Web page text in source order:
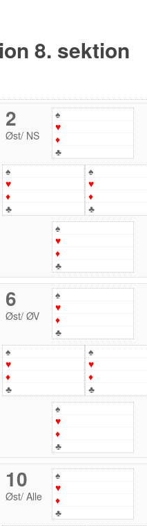
8. sektion
2
Øst/ NS
♠
♥
♦
♣
♠
♥
♦
♣
♠
♥
♦
♣
♠
♥
♦
♣
6
Øst/ØV
♠
♥
♦
♣
♠
♥
♦
♣
♠
♥
♦
♣
♠
♥
♦
♣
10
Øst/Alle
♠
♥
♦
♣